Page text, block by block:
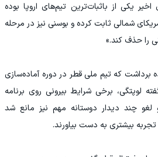
یکی از باثبات‌ترین تیم‌های اروپا بوده
شمالی ثابت کرده و بوسنی نیز در مرحله
را حذف کند.»
برداشت که تیم ملی قطر در دوره آماده‌سازی
لوپتگی، برخی شرایط بیرونی روی برنامه
لغو چند دیدار دوستانه مهم نیز مانع شد
تجربه بیشتری به دست بیاورند.